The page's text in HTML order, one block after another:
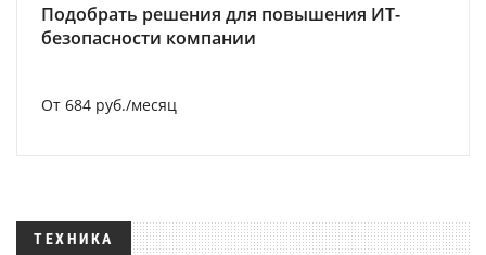
Подобрать решения для повышения ИТ-
безопасности компании
От 684 руб./месяц
ТЕХНИКА